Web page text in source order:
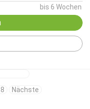
bis 6 Wochen
8 Nächste